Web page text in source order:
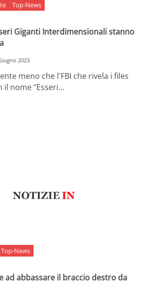
Top-News
Giganti Interdimensionali stanno
2023
meno che l'FBI che rivela i files
il nome "Esseri…
Top-News
ad abbassare il braccio destro da